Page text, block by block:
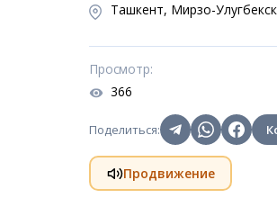
Ташкент, Мирзо-
Просмотр:
366
Поделиться:
Продвижение